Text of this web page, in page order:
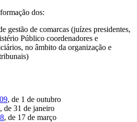
dos:
gestão de comarcas (juízes presidentes,
Público coordenadores e
no âmbito da organização e
, de 1 de outubro
, de 31 de janeiro
, de 17 de março